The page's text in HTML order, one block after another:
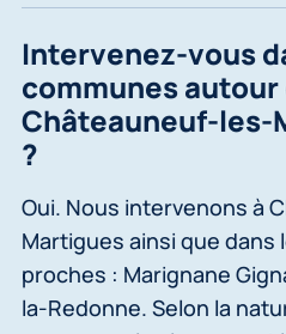
Intervenez-vous
communes autour
Châteauneuf-les-
?
Oui. Nous intervenons à
Martigues ainsi que dans
proches : Marignane
la-Redonne. Selon la